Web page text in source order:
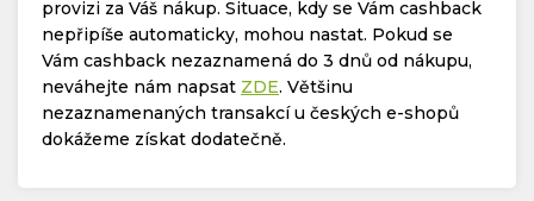
provizi za Váš nákup. Situace, kdy se Vám cashback
nepřipíše automaticky, mohou nastat. Pokud se
Vám cashback nezaznamená do 3 dnů od nákupu,
neváhejte nám napsat ZDE. Většinu
nezaznamenaných transakcí u českých e-shopů
dokážeme získat dodatečně.